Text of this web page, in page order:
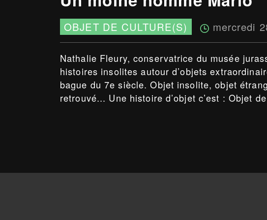
OBJET DE CULTURE(S) mercredi
Nathalie Fleury, conservatrice du musée
histoires insolites autour d’objets
bague du 7e siècle. Objet insolite, objet
retrouvé... Une histoire d’objet c’est : Objet